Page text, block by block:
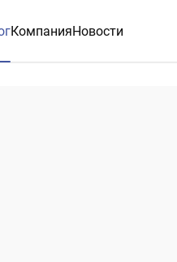
КомпанияНовости